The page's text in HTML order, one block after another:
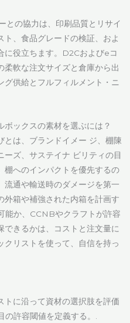
との協力は、印刷品質とリサイ
ト、食品グレードの検証、およ
に役立ちます。D2Cおよびeコ
柔軟な注文サイズと倉庫から出
供給とフルフィルメント・ニ
ックスの素材を選ぶには？
とは、ブランドイメー ジ、棚陳
ズ、サステイナ ビリティの目
棚へのインパクトを優先するの
流通や輸送時のダメージを第一
外箱や補強された内箱を計画す
能か、CCNBやクラフトが許容
できるかは、コストと注文量に
クリストを使って、自信を持っ
トに沿って資材の選択肢を評価
許容閾値を定義する。.